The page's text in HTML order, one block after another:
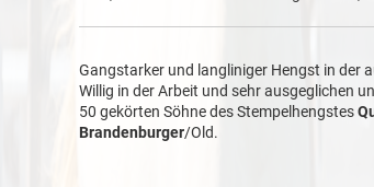
Gangstarker und langliniger Hengst in der
Willig in der Arbeit und sehr ausgeglichen
50 gekörten Söhne des Stempelhengstes
Brandenburger/Old.